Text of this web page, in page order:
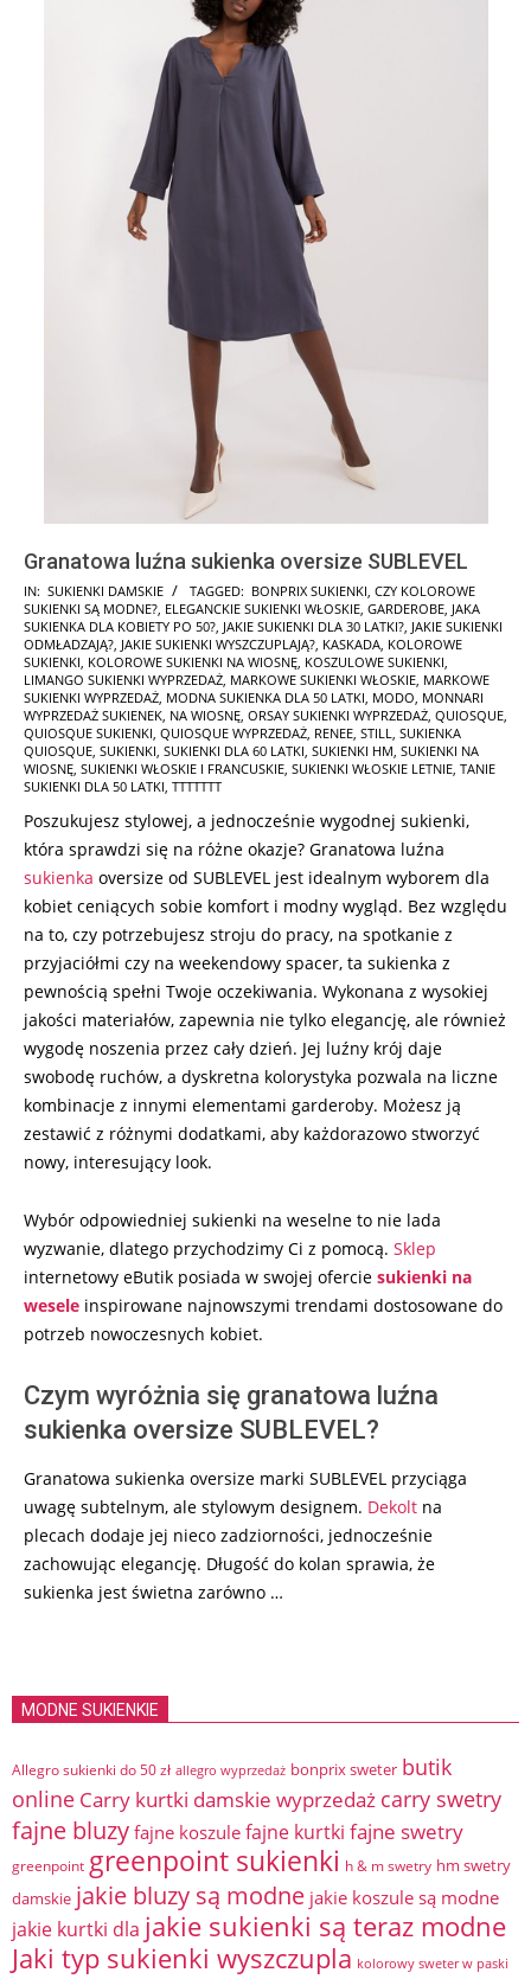
Granatowa luźna sukienka oversize SUBLEVEL
2025-
10-
18
IN: SUKIENKI DAMSKIE TAGGED: BONPRIX SUKIENKI, CZY KOLOROWE
SUKIENKI SĄ MODNE?, ELEGANCKIE SUKIENKI WŁOSKIE, GARDEROBE, JAKA
SUKIENKA DLA KOBIETY PO 50?, JAKIE SUKIENKI DLA 30 LATKI?, JAKIE SUKIENKI
ODMŁADZAJĄ?, JAKIE SUKIENKI WYSZCZUPLAJĄ?, KASKADA, KOLOROWE
SUKIENKI, KOLOROWE SUKIENKI NA WIOSNĘ, KOSZULOWE SUKIENKI,
LIMANGO SUKIENKI WYPRZEDAŻ, MARKOWE SUKIENKI WŁOSKIE, MARKOWE
SUKIENKI WYPRZEDAŻ, MODNA SUKIENKA DLA 50 LATKI, MODO, MONNARI
WYPRZEDAŻ SUKIENEK, NA WIOSNĘ, ORSAY SUKIENKI WYPRZEDAŻ, QUIOSQUE,
QUIOSQUE SUKIENKI, QUIOSQUE WYPRZEDAŻ, RENEE, STILL, SUKIENKA
QUIOSQUE, SUKIENKI, SUKIENKI DLA 60 LATKI, SUKIENKI HM, SUKIENKI NA
WIOSNĘ, SUKIENKI WŁOSKIE I FRANCUSKIE, SUKIENKI WŁOSKIE LETNIE, TANIE
SUKIENKI DLA 50 LATKI, TTTTTTT
Poszukujesz stylowej, a jednocześnie wygodnej sukienki,
która sprawdzi się na różne okazje? Granatowa luźna
sukienka oversize od SUBLEVEL jest idealnym wyborem dla
kobiet ceniących sobie komfort i modny wygląd. Bez względu
na to, czy potrzebujesz stroju do pracy, na spotkanie z
przyjaciółmi czy na weekendowy spacer, ta sukienka z
pewnością spełni Twoje oczekiwania. Wykonana z wysokiej
jakości materiałów, zapewnia nie tylko elegancję, ale również
wygodę noszenia przez cały dzień. Jej luźny krój daje
swobodę ruchów, a dyskretna kolorystyka pozwala na liczne
kombinacje z innymi elementami garderoby. Możesz ją
zestawić z różnymi dodatkami, aby każdorazowo stworzyć
nowy, interesujący look.
Wybór odpowiedniej sukienki na weselne to nie lada
wyzwanie, dlatego przychodzimy Ci z pomocą. Sklep
internetowy eButik posiada w swojej ofercie sukienki na
wesele inspirowane najnowszymi trendami dostosowane do
potrzeb nowoczesnych kobiet.
Czym wyróżnia się granatowa luźna
sukienka oversize SUBLEVEL?
Granatowa sukienka oversize marki SUBLEVEL przyciąga
uwagę subtelnym, ale stylowym designem. Dekolt na
plecach dodaje jej nieco zadziorności, jednocześnie
zachowując elegancję. Długość do kolan sprawia, że
sukienka jest świetna zarówno …
MODNE SUKIENKIE
Allegro sukienki do 50 zł allegro wyprzedaż bonprix sweter butik
online Carry kurtki damskie wyprzedaż carry swetry
fajne bluzy fajne koszule fajne kurtki fajne swetry
greenpoint greenpoint sukienki h & m swetry hm swetry
damskie jakie bluzy są modne jakie koszule są modne
jakie kurtki dla jakie sukienki są teraz modne
Jaki typ sukienki wyszczupla kolorowy sweter w paski